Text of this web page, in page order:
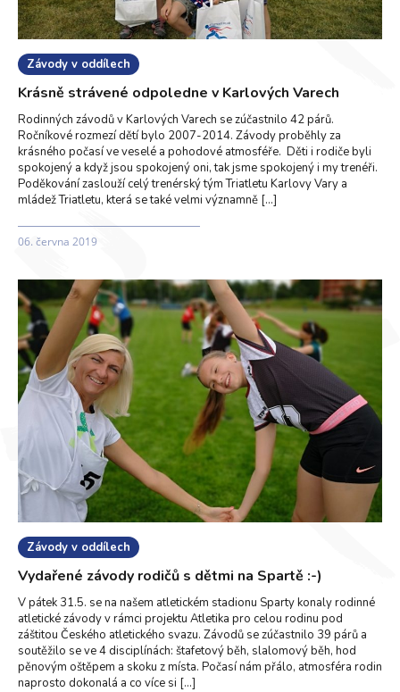
Závody v oddílech
Krásně strávené odpoledne v Karlových Varech
Rodinných závodů v Karlových Varech se zúčastnilo 42 párů.
Ročníkové rozmezí dětí bylo 2007-2014. Závody proběhly za
krásného počasí ve veselé a pohodové atmosféře. Děti i rodiče byli
spokojený a když jsou spokojený oni, tak jsme spokojený i my trenéři.
Poděkování zaslouží celý trenérský tým Triatletu Karlovy Vary a
mládež Triatletu, která se také velmi významně […]
06. června 2019
Závody v oddílech
Vydařené závody rodičů s dětmi na Spartě :-)
V pátek 31.5. se na našem atletickém stadionu Sparty konaly rodinné
atletické závody v rámci projektu Atletika pro celou rodinu pod
záštitou Českého atletického svazu. Závodů se zúčastnilo 39 párů a
soutěžilo se ve 4 disciplínách: štafetový běh, slalomový běh, hod
pěnovým oštěpem a skoku z místa. Počasí nám přálo, atmosféra rodin
naprosto dokonalá a co více si […]